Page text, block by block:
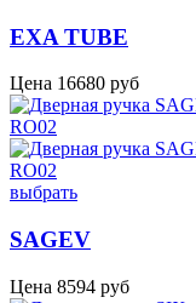
EXA TUBE
Цена 16680 руб
выбрать
SAGEV
Цена 8594 руб